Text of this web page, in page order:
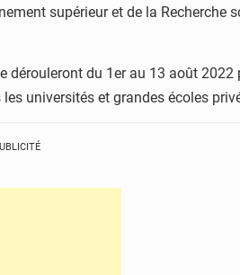
supérieur et de la Recherche
du 1er au 13 août
universités et grandes écoles